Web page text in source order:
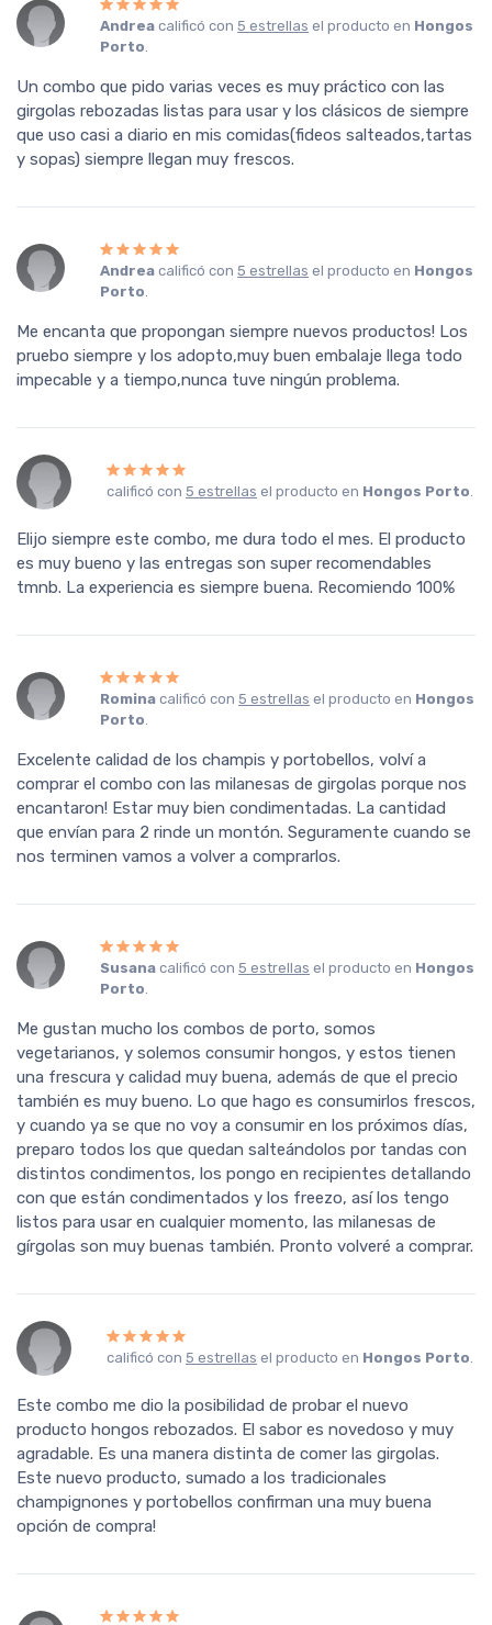
Andrea calificó con5 estrellas el producto en Hongos
Porto.
Un combo que pido varias veces es muy práctico con las
girgolas rebozadas listas para usar y los clásicos de siempre
que uso casi a diario en mis comidas(fideos salteados,tartas
y sopas) siempre llegan muy frescos.
Andrea calificó con5 estrellas el producto en Hongos
Porto.
Me encanta que propongan siempre nuevos productos! Los
pruebo siempre y los adopto,muy buen embalaje llega todo
impecable y a tiempo,nunca tuve ningún problema.
calificó con 5 estrellas el producto en Hongos Porto.
Elijo siempre este combo, me dura todo el mes. El producto
es muy bueno y las entregas son super recomendables
tmnb. La experiencia es siempre buena. Recomiendo 100%
Romina calificó con5 estrellas el producto en Hongos
Porto.
Excelente calidad de los champis y portobellos, volví a
comprar el combo con las milanesas de girgolas porque nos
encantaron! Estar muy bien condimentadas. La cantidad
que envían para 2 rinde un montón. Seguramente cuando se
nos terminen vamos a volver a comprarlos.
Susana calificó con5 estrellas el producto en Hongos
Porto.
Me gustan mucho los combos de porto, somos
vegetarianos, y solemos consumir hongos, y estos tienen
una frescura y calidad muy buena, además de que el precio
también es muy bueno. Lo que hago es consumirlos frescos,
y cuando ya se que no voy a consumir en los próximos días,
preparo todos los que quedan salteándolos por tandas con
distintos condimentos, los pongo en recipientes detallando
con que están condimentados y los freezo, así los tengo
listos para usar en cualquier momento, las milanesas de
gírgolas son muy buenas también. Pronto volveré a comprar.
calificó con 5 estrellas el producto en Hongos Porto.
Este combo me dio la posibilidad de probar el nuevo
producto hongos rebozados. El sabor es novedoso y muy
agradable. Es una manera distinta de comer las girgolas.
Este nuevo producto, sumado a los tradicionales
champignones y portobellos confirman una muy buena
opción de compra!